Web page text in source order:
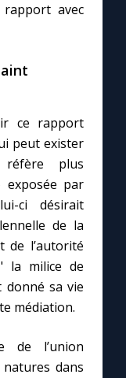
avec
ce rapport
peut exister
plus
exposée par
ci désirait
de la
de l’autorité
la milice de
donné sa vie
médiation.
de l’union
dans